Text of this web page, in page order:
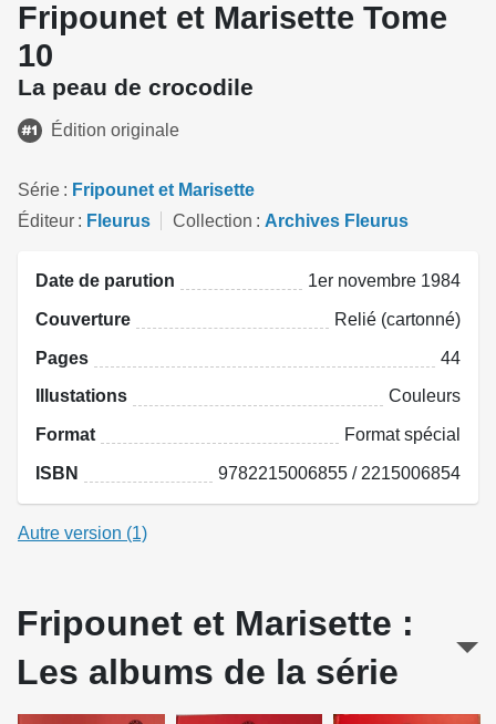
Fripounet et Marisette Tome
10
La peau de crocodile
Édition originale
Série
Fripounet et Marisette
Éditeur
Fleurus Collection Archives Fleurus
Date de parution 1er novembre 1984
Couverture Relié (cartonné)
Pages 44
Illustations Couleurs
Format Format spécial
ISBN 9782215006855 / 2215006854
Autre version (1)
Fripounet et Marisette :
Les albums de la série